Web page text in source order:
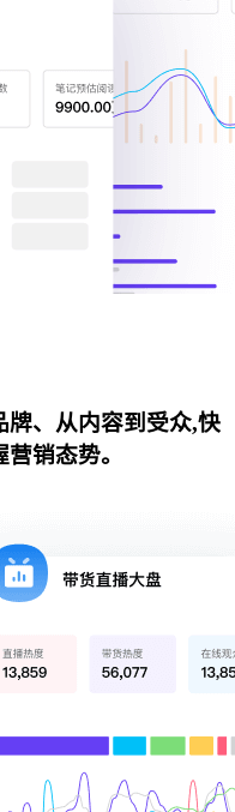
牌、从内容到受众,快
销态势。